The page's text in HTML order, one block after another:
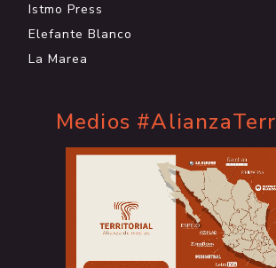
Istmo Press
Elefante Blanco
La Marea
Medios